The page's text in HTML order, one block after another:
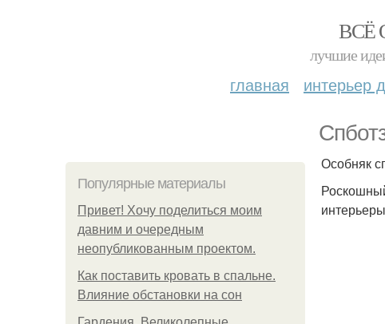
ВСЁ
лучшие
главная интерьер
Популярные материалы
Привет! Хочу поделиться моим
давним и очередным
неопубликованным проектом.
Как поставить кровать в спальне.
Влияние обстановки на сон
Особняк